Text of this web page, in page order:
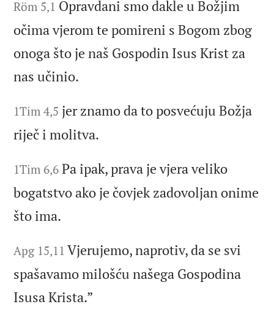
Röm 5,1 Opravdani smo dakle u Božjim
očima vjerom te pomireni s Bogom zbog
onoga što je naš Gospodin Isus Krist za
nas učinio.
1Tim 4,5 jer znamo da to posvećuju Božja
riječ i molitva.
1Tim 6,6 Pa ipak, prava je vjera veliko
bogatstvo ako je čovjek zadovoljan onime
što ima.
Apg 15,11 Vjerujemo, naprotiv, da se svi
spašavamo milošću našega Gospodina
Isusa Krista.”